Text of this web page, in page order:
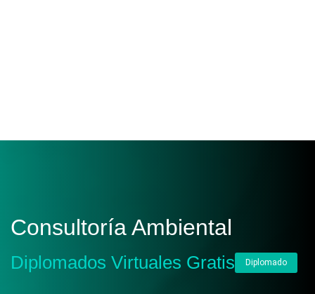
Consultoría Ambiental
Diplomados Virtuales Gratis Diplomado